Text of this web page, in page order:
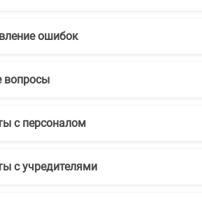
ошибок
вопросы
с персоналом
с учредителями